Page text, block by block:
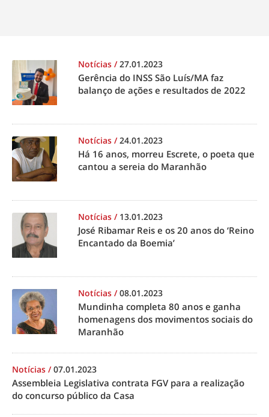
Notícias /27.01.2023
Gerência do INSS São Luís/MA faz
balanço de ações e resultados de 2022
Notícias /24.01.2023
Há 16 anos, morreu Escrete, o poeta que
cantou a sereia do Maranhão
Notícias / 13.01.2023
José Ribamar Reis e os 20 anos do ‘Reino
Encantado da Boemia’
Notícias /08.01.2023
Mundinha completa 80 anos e ganha
homenagens dos movimentos sociais do
Maranhão
Notícias /07.01.2023
Assembleia Legislativa contrata FGV para a realização
do concurso público da Casa